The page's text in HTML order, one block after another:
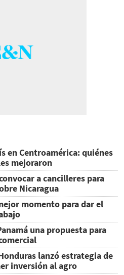
en Centroamérica: quiénes
mejoraron
a cancilleres para
Nicaragua
momento para dar el
una propuesta para
lanzó estrategia de
inversión al agro